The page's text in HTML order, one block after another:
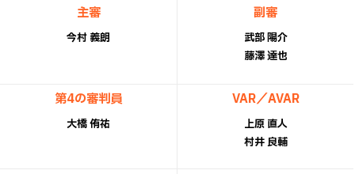
主審
今村 義朗
副審
武部 陽介
藤澤 達也
第4の審判員
大橋 侑祐
VAR／AVAR
上原 直人
村井 良輔